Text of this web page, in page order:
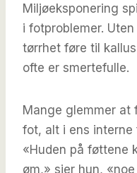
Miljøeksponering
i fotproblemer.
tørrhet føre til
ofte er smertefulle.
Mange glemmer at
fot, alt i ens interne
«Huden på føttene
øm,» sier hun,